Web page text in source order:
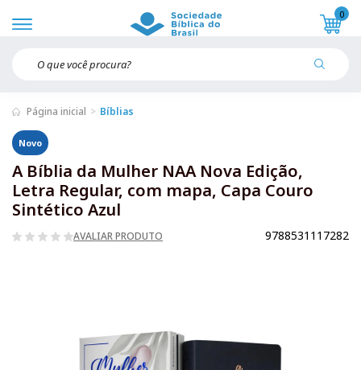
0
Página inicial Bíblias
Novo
A Bíblia da Mulher NAA Nova Edição,
Letra Regular, com mapa, Capa Couro
Sintético Azul
AVALIAR PRODUTO 9788531117282